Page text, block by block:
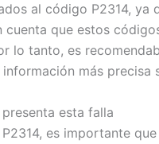
al código P2314,
que estos
lo tanto, es
más
esta falla
es importante